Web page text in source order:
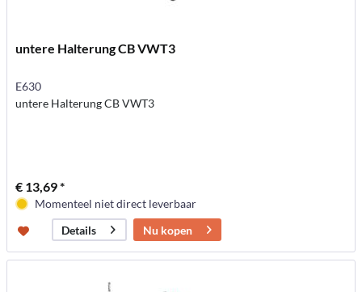
untere Halterung CB VWT3
E630
untere Halterung CB VWT3
€ 13,69 *
Momenteel niet direct leverbaar
Details
Nu kopen